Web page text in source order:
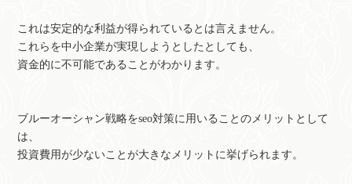
これは安定的な利益が得られているとは言えません。
これらを中小企業が実現しようとしたとしても、
資金的に不可能であることがわかります。
ブルーオーシャン戦略をseo対策に用いることのメリットとして
は、
投資費用が少ないことが大きなメリットに挙げられます。